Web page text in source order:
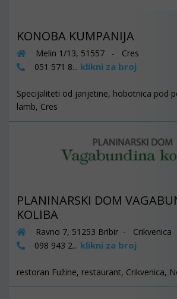
KONOBA KUMPANIJA
Melin 1/13, 51557 - Cres
051 571 8... klikni za broj
Specijaliteti od janjetine, hobotnica pod
lamb, Cres
PLANINARSKI DOM
KOLIBA
Ravno 7, 51253 Bribir - Crikvenica
098 943 2... klikni za broj
restoran Fužine, restaurant, Crikvenica,